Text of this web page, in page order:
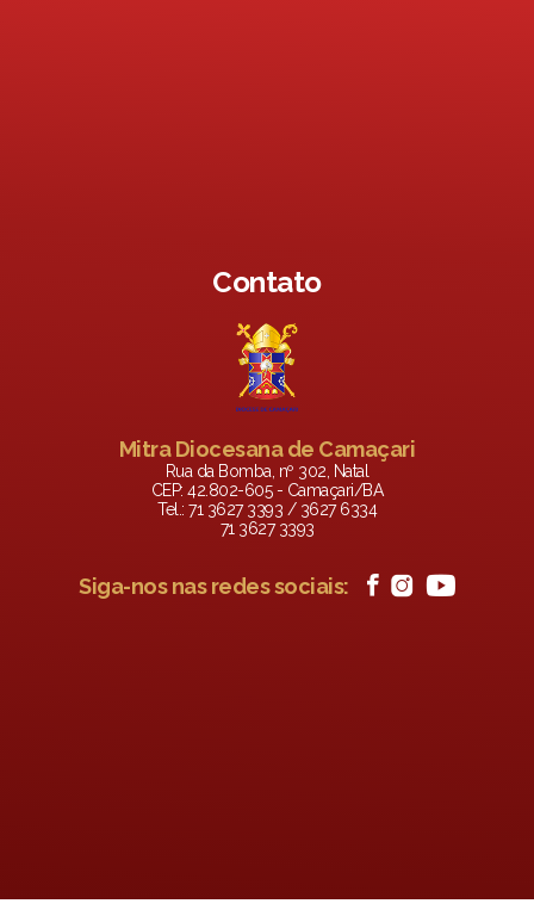
Contato
Mitra Diocesana de Camaçari
Rua da Bomba, nº 302, Natal
CEP: 42.802-605 - Camaçari/BA
Tel.: 71 3627 3393 / 3627 6334
71 3627 3393
Siga-nos nas redes sociais: